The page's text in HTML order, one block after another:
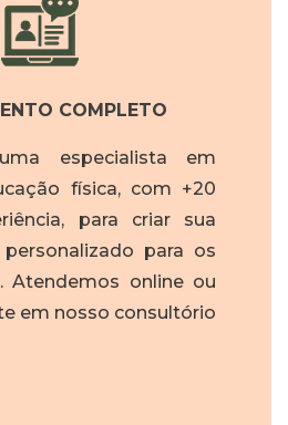
COMPLETO
especialista em
física, com +20
para criar sua
para os
Atendemos online ou
em nosso consultório